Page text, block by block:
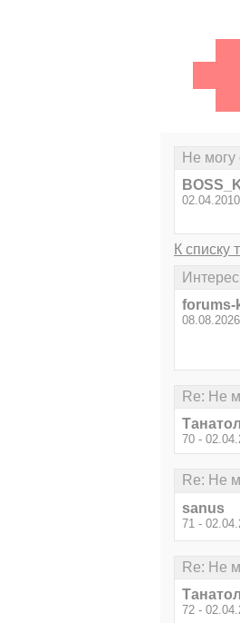
Не могу
К списку
forums-
Re: Не
70 -
Re: Не
sanus
71 -
Re: Не
72 -